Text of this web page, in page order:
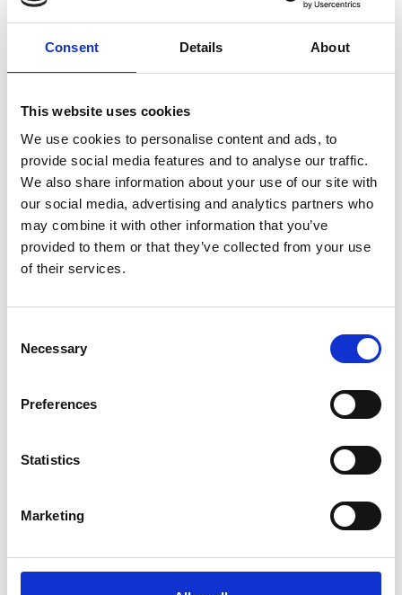
Consent Details About
This website uses cookies
We use cookies to personalise content and ads, to
provide social media features and to analyse our traffic.
We also share information about your use of our site with
our social media, advertising and analytics partners who
may combine it with other information that you’ve
provided to them or that they’ve collected from your use
of their services.
Selection
Necessary
Preferences
Statistics
Marketing
JETZT BUCHEN
AUCH ANZEIGEN
PAKETE FÜR AKTIVITÄTEN &
AUSFLÜGE
WELLNESS & SPA-BEHANDLUNGEN
AUTOVERMIETUNG